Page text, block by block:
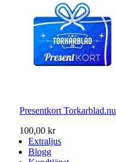
Presentkort Torkarblad.nu
100,00 kr
Extraljus
Blogg